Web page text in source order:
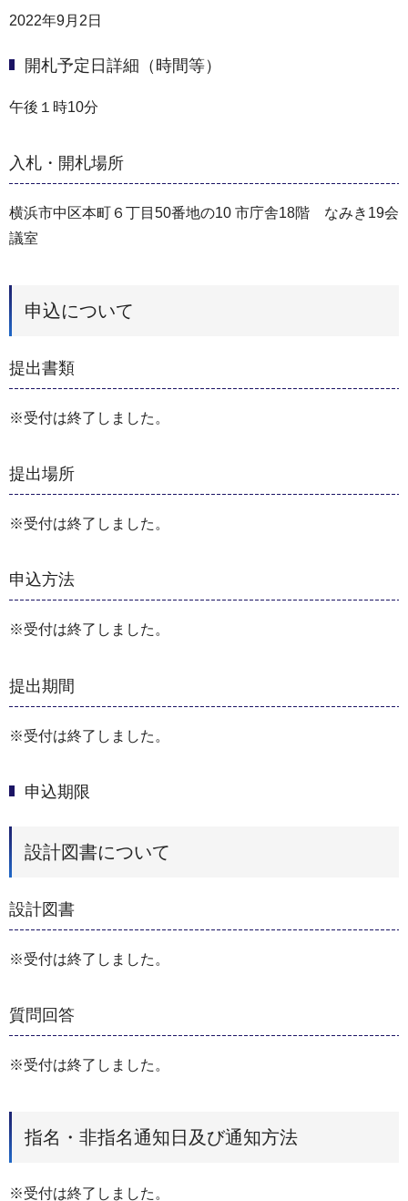
2022年9月2日
開札予定日詳細（時間等）
午後１時10分
入札・開札場所
横浜市中区本町６丁目50番地の10 市庁舎18階 なみき19会
議室
申込について
提出書類
※受付は終了しました。
提出場所
※受付は終了しました。
申込方法
※受付は終了しました。
提出期間
※受付は終了しました。
申込期限
設計図書について
設計図書
※受付は終了しました。
質問回答
※受付は終了しました。
指名・非指名通知日及び通知方法
※受付は終了しました。